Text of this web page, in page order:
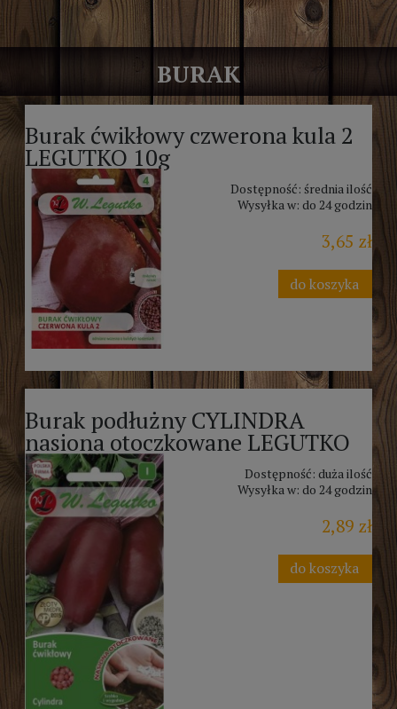
BURAK
Burak ćwikłowy czwerona kula 2
LEGUTKO 10g
Dostępność: średnia ilość
Wysyłka w: do 24 godzin
3,65 zł
do koszyka
Burak podłużny CYLINDRA
nasiona otoczkowane LEGUTKO
Dostępność: duża ilość
Wysyłka w: do 24 godzin
2,89 zł
do koszyka